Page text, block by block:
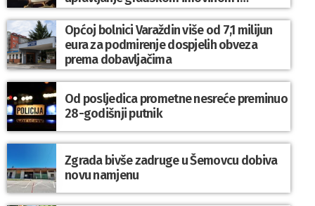
komunalnim sustavom
Općoj bolnici Varaždin više od 7,1 milijun
eura za podmirenje dospjelih obveza
prema dobavljačima
Od posljedica prometne nesreće preminuo
28-godišnji putnik
Zgrada bivše zadruge u Šemovcu dobiva
novu namjenu